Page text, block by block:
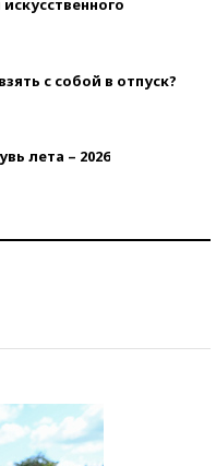
с собой в отпуск?
лета – 2026